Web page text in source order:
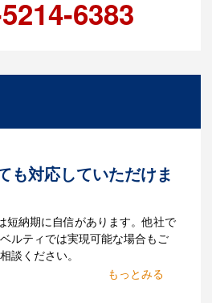
6383
も対応していただけま
短納期に自信があります。他社で
ルティでは実現可能な場合もご
談ください。